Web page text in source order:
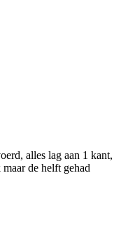
alles lag aan 1 kant,
de helft gehad